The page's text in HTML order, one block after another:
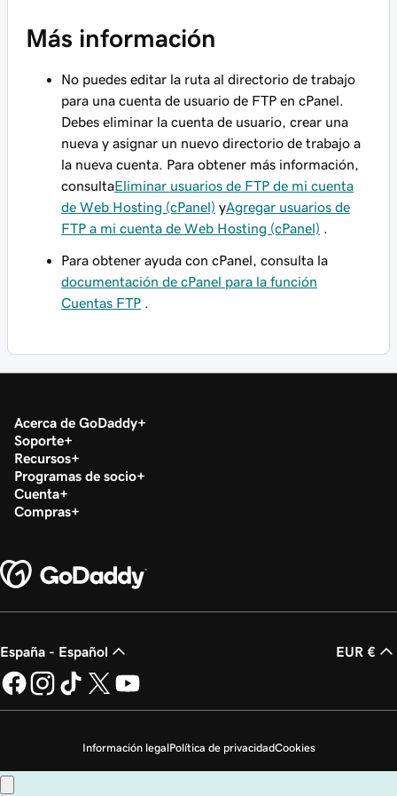
Más información
No puedes editar la ruta al directorio de trabajo
para una cuenta de usuario de FTP en cPanel.
Debes eliminar la cuenta de usuario, crear una
nueva y asignar un nuevo directorio de trabajo a
la nueva cuenta. Para obtener más información,
consultaEliminar usuarios de FTP de mi cuenta
de Web Hosting (cPanel) yAgregar usuarios de
FTP a mi cuenta de Web Hosting (cPanel)
Para obtener ayuda con cPanel, consulta la
documentación de cPanel para la función
Cuentas FTP
Acerca de GoDaddy
Soporte
Recursos
Programas de socio
Cuenta
Compras
España - Español EUR €
Información legalPolítica de privacidadCookies